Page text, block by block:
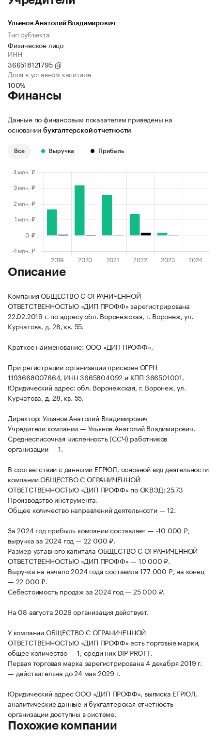
Ульянов Анатолий Владимирович
Тип субъекта
Физическое лицо
ИНН
366518121795
Доля в уставном капитале
100%
Финансы
Данные по финансовым показателям приведены на
основании бухгалтерской отчетности
Все Выручка Прибыль
Описание
Компания ОБЩЕСТВО С ОГРАНИЧЕННОЙ
ОТВЕТСТВЕННОСТЬЮ «ДИП ПРОФФ» зарегистрирована
22.02.2019 г. по адресу обл. Воронежская, г. Воронеж, ул.
Курчатова, д. 28, кв. 55.
Краткое наименование: ООО «ДИП ПРОФФ».
При регистрации организации присвоен ОГРН
1193668007664, ИНН 3665804092 и КПП 366501001.
Юридический адрес: обл. Воронежская, г. Воронеж, ул.
Курчатова, д. 28, кв. 55.
Директор: Ульянов Анатолий Владимирович
Учредители компании — Ульянов Анатолий Владимирович.
Среднесписочная численность (ССЧ) работников
организации — 1.
В соответствии с данными ЕГРЮЛ, основной вид деятельности
компании ОБЩЕСТВО С ОГРАНИЧЕННОЙ
ОТВЕТСТВЕННОСТЬЮ «ДИП ПРОФФ» по ОКВЭД: 25.73
Производство инструмента.
Общее количество направлений деятельности — 12.
За 2024 год прибыль компании составляет — -10 000 ₽,
выручка за 2024 год — 22 000 ₽.
Размер уставного капитала ОБЩЕСТВО С ОГРАНИЧЕННОЙ
ОТВЕТСТВЕННОСТЬЮ «ДИП ПРОФФ» — 10 000 ₽.
Выручка на начало 2024 года составила 177 000 ₽, на конец
— 22 000 ₽.
Себестоимость продаж за 2024 год — 25 000 ₽.
На 08 августа 2026 организация действует.
У компании ОБЩЕСТВО С ОГРАНИЧЕННОЙ
ОТВЕТСТВЕННОСТЬЮ «ДИП ПРОФФ» есть торговые марки,
общее количество — 1, среди них DIP PROFF.
Первая торговая марка зарегистрирована 4 декабря 2019 г.
— действительна до 24 мая 2029 г.
Юридический адрес ООО «ДИП ПРОФФ», выписка ЕГРЮЛ,
аналитические данные и бухгалтерская отчетность
организации доступны в системе.
Похожие компании